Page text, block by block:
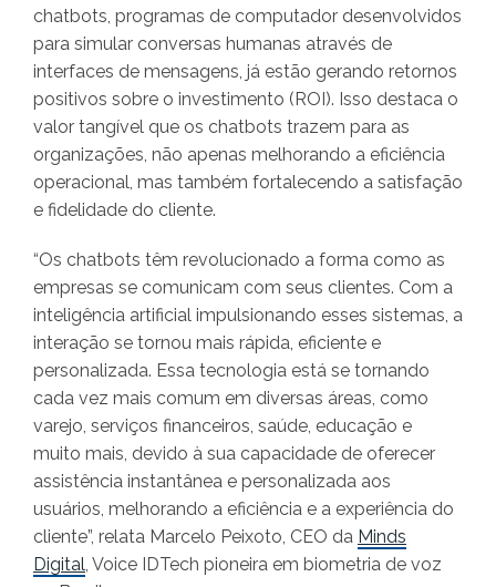
chatbots, programas de computador desenvolvidos
para simular conversas humanas através de
interfaces de mensagens, já estão gerando retornos
positivos sobre o investimento (ROI). Isso destaca o
valor tangível que os chatbots trazem para as
organizações, não apenas melhorando a eficiência
operacional, mas também fortalecendo a satisfação
e fidelidade do cliente.
“Os chatbots têm revolucionado a forma como as
empresas se comunicam com seus clientes. Com a
inteligência artificial impulsionando esses sistemas, a
interação se tornou mais rápida, eficiente e
personalizada. Essa tecnologia está se tornando
cada vez mais comum em diversas áreas, como
varejo, serviços financeiros, saúde, educação e
muito mais, devido à sua capacidade de oferecer
assistência instantânea e personalizada aos
usuários, melhorando a eficiência e a experiência do
cliente”, relata Marcelo Peixoto, CEO da Minds
Digital, Voice IDTech pioneira em biometria de voz